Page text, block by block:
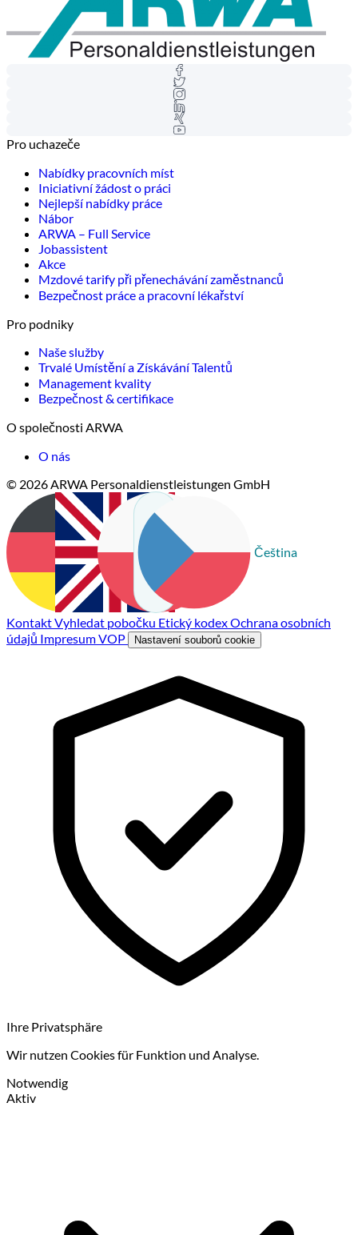
Pro uchazeče
Nabídky pracovních míst
Iniciativní žádost o práci
Nejlepší nabídky práce
Nábor
ARWA – Full Service
Jobassistent
Akce
Mzdové tarify při přenechávání zaměstnanců
Bezpečnost práce a pracovní lékařství
Pro podniky
Naše služby
Trvalé Umístění a Získávání Talentů
Management kvality
Bezpečnost & certifikace
O společnosti ARWA
O nás
© 2026 ARWA Personaldienstleistungen GmbH
Deutsch EnglishPolski Čeština
KontaktVyhledat pobočku Etický kodexOchrana osobních
údajů ImpresumVOP Nastavení souborů cookie
Ihre Privatsphäre
Wir nutzen Cookies für Funktion und Analyse.
Notwendig
Aktiv